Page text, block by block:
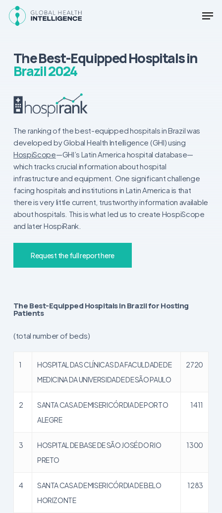
The Best-Equipped Hospitals in
Brazil 2024
The ranking of the best-equipped hospitals in Brazil was
developed by Global Health Intelligence (GHI) using
HospiScope—GHI’s Latin America hospital database—
which tracks crucial information about hospital
infrastructure and equipment. One significant challenge
facing hospitals and institutions in Latin America is that
there is very little current, trustworthy information available
about hospitals. This is what led us to create HospiScope
and later HospiRank.
Request the full report here
The Best-Equipped Hospitals in Brazil for Hosting
Patients
(total number of beds)
1
HOSPITAL DAS CLÍNICAS DA FACULDADE DE
MEDICINA DA UNIVERSIDADE DE SÃO PAULO
2720
2
SANTA CASA DE MISERICÓRDIA DE PORTO
ALEGRE
1411
3
HOSPITAL DE BASE DE SÃO JOSÉ DO RIO
PRETO
1300
4
SANTA CASA DE MISERICÓRDIA DE BELO
HORIZONTE
1283